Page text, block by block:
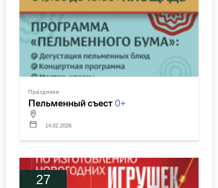
Праздники
Пельменный съест0+
14.02.2026
27